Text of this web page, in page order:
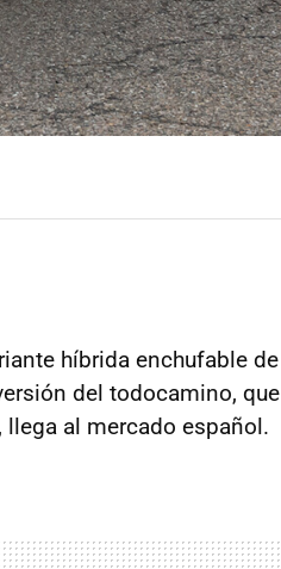
híbrida enchufable de
del todocamino, que
, llega al mercado español.